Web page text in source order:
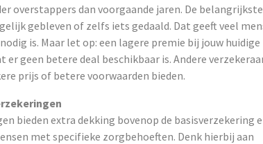
overstappers dan voorgaande jaren. De
gebleven of zelfs iets gedaald. Dat geeft veel
is. Maar let op: een lagere premie bij jouw huidige
geen betere deal beschikbaar is. Andere
prijs of betere voorwaarden bieden.
bieden extra dekking bovenop de basisverzekering
met specifieke zorgbehoeften. Denk hierbij aan